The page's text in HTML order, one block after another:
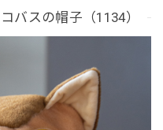
バスの帽子（1134）